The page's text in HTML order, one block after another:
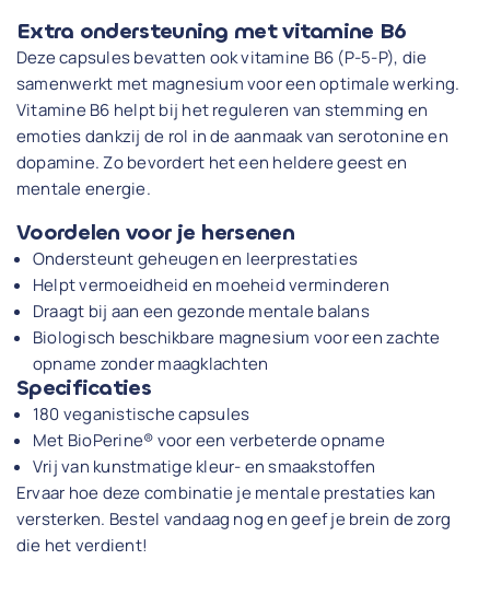
Extra ondersteuning met vitamine B6
Deze capsules bevatten ook vitamine B6 (P-5-P), die
samenwerkt met magnesium voor een optimale werking.
Vitamine B6 helpt bij het reguleren van stemming en
emoties dankzij de rol in de aanmaak van serotonine en
dopamine. Zo bevordert het een heldere geest en
mentale energie.
Voordelen voor je hersenen
Ondersteunt geheugen en leerprestaties
Helpt vermoeidheid en moeheid verminderen
Draagt bij aan een gezonde mentale balans
Biologisch beschikbare magnesium voor een zachte
opname zonder maagklachten
Specificaties
180 veganistische capsules
Met BioPerine® voor een verbeterde opname
Vrij van kunstmatige kleur- en smaakstoffen
Ervaar hoe deze combinatie je mentale prestaties kan
versterken. Bestel vandaag nog en geef je brein de zorg
die het verdient!